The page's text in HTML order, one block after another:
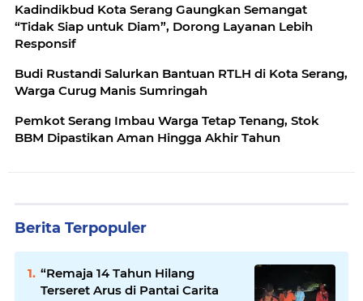
Kadindikbud Kota Serang Gaungkan Semangat
“Tidak Siap untuk Diam”, Dorong Layanan Lebih
Responsif
Budi Rustandi Salurkan Bantuan RTLH di Kota Serang,
Warga Curug Manis Sumringah
Pemkot Serang Imbau Warga Tetap Tenang, Stok
BBM Dipastikan Aman Hingga Akhir Tahun
Berita Terpopuler
“Remaja 14 Tahun Hilang
Terseret Arus di Pantai Carita